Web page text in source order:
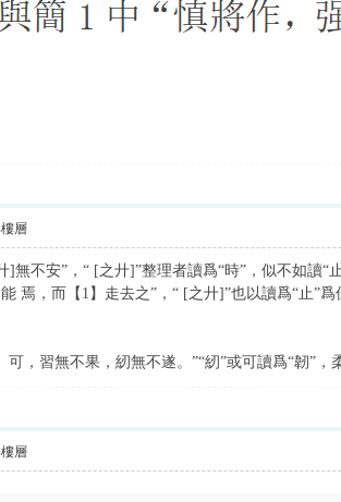
層
]無不安”，“ [之廾]”整理者讀爲“時”，似不如讀
焉，而【1】走去之”，“ [之廾]”也以讀爲“止”爲
可，習無不果，紉無不遂。”“紉”或可讀爲“韌”，
層